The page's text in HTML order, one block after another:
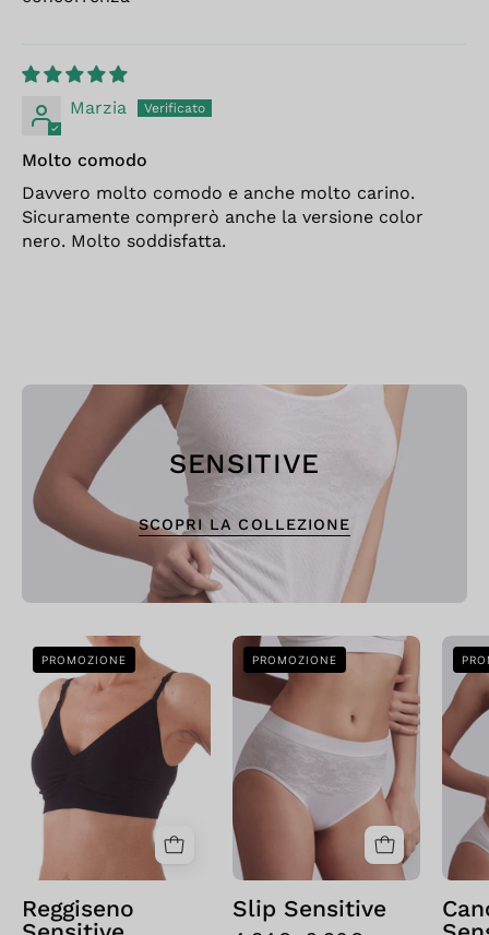
Marzia
Molto comodo
Davvero molto comodo e anche molto carino.
Sicuramente comprerò anche la versione color
nero. Molto soddisfatta.
SENSITIVE
SCOPRI LA COLLEZIONE
Bellissima:
Reggiseno
Sensitive
Nero
PROMOZIONE
Reggiseno
Bellissima:
Slip
Sensitive
Nero
PROMOZIONE
Slip Sensitive